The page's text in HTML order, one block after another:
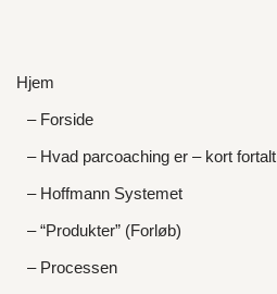
Hjem
– Forside
– Hvad parcoaching er – kort fortalt
– Hoffmann Systemet
– “Produkter” (Forløb)
– Processen